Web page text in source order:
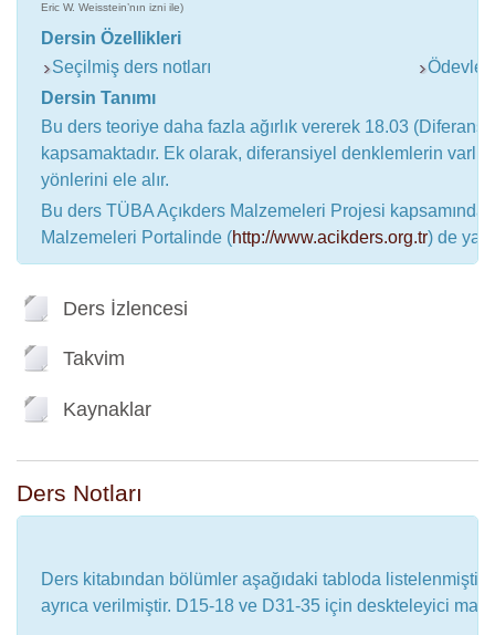
Eric W. Weisstein’nın izni ile)
Dersin Özellikleri
Seçilmiş ders notları
Ödevler
Dersin Tanımı
Bu ders teoriye daha fazla ağırlık vererek 18.03
kapsamaktadır. Ek olarak, diferansiyel denklemlerin
yönlerini ele alır.
Bu ders TÜBA Açıkders Malzemeleri Projesi kapsamında
Malzemeleri Portalinde (http://www.acikders.org.tr) de
Ders İzlencesi
File
Takvim
File
Kaynaklar
File
Ders Notları
Ders kitabından bölümler aşağıdaki tabloda
ayrıca verilmiştir. D15-18 ve D31-35 için deskteleyici